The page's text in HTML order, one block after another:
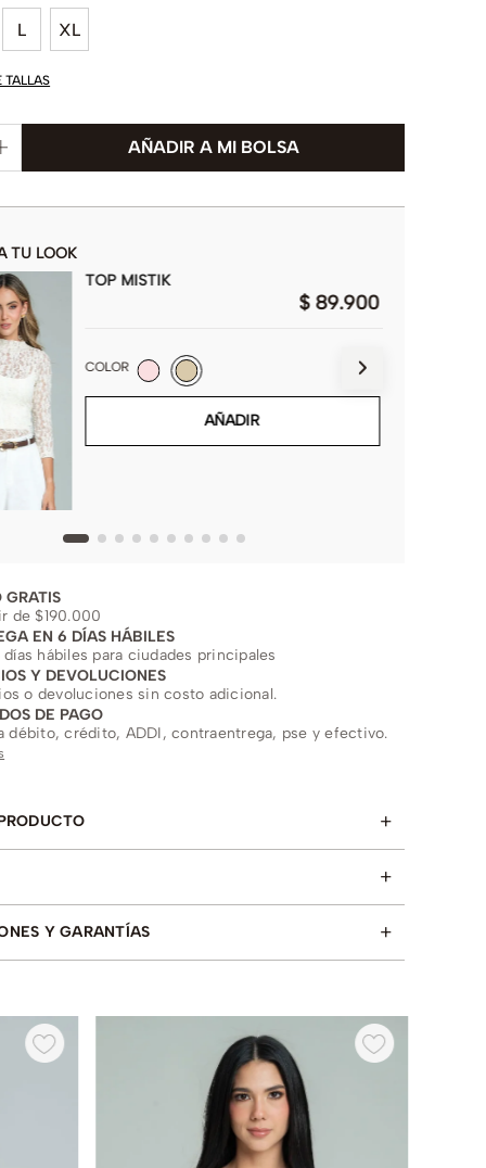
L XL
TALLAS
TU LOOK
TOP MISTIK
$ 89.900
COLOR
AÑADIR
GRATIS
de $190.000
EN 6 DÍAS HÁBILES
días hábiles para ciudades principales
Y DEVOLUCIONES
o devoluciones sin costo adicional.
DE PAGO
débito, crédito, ADDI, contraentrega, pse y efectivo.
+
+
Y GARANTÍAS
+